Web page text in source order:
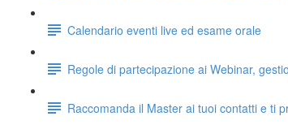
Calendario eventi live ed esame orale
Regole di partecipazione ai Webinar,
Raccomanda il Master ai tuoi contatti e ti